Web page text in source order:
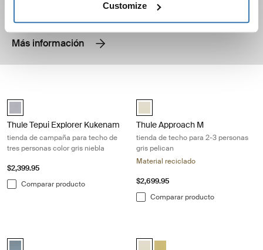
Customize
Más información
Thule Tepui Explorer Kukenam Haze Gray (selected)
Thule Tepui Explorer Kukenam
tienda de campaña para techo de
tres personas color gris niebla
$2,399.95
Comparar producto
Thule Approach Gris pelícano
Thule Approach M
tienda de techo para 2-3 personas
gris pelican
Material reciclado
$2,699.95
Comparar producto
Thule Approach Pizarra oscura (selected)Thule Approach L Gris pelícano
Thule Approach L Marrón